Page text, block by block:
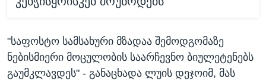
"საფოსტო სამსახური მზადაა შემოდგომაზე
ნებისმიერი მოცულობის საარჩევნო ბიულეტენებს
გაუმკლავდეს" - განაცხადა ლუის დეჯოიმ, მას